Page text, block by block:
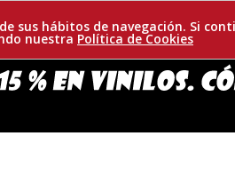
sus hábitos de navegación. Si
nuestra Política de Cookies